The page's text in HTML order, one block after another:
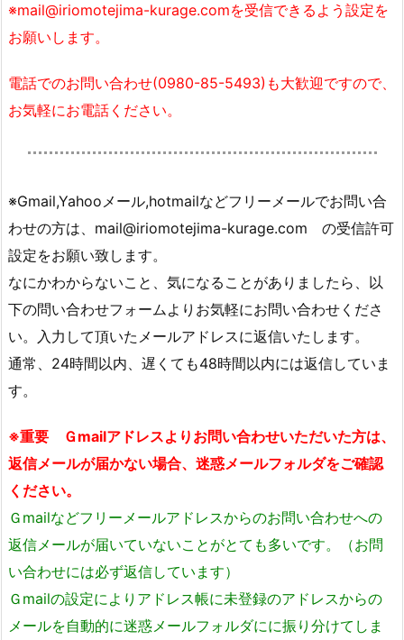
※mail@iriomotejima-kurage.comを受信できるよう設定を
お願いします。
電話でのお問い合わせ(0980-85-5493)も大歓迎ですので、
お気軽にお電話ください。
※Gmail,Yahooメール,hotmailなどフリーメールでお問い合
わせの方は、mail@iriomotejima-kurage.com の受信許可
設定をお願い致します。
なにかわからないこと、気になることがありましたら、以
下の問い合わせフォームよりお気軽にお問い合わせくださ
い。入力して頂いたメールアドレスに返信いたします。
通常、24時間以内、遅くても48時間以内には返信していま
す。
※重要 Ｇmailアドレスよりお問い合わせいただいた方は、
返信メールが届かない場合、迷惑メールフォルダをご確認
ください。
Ｇmailなどフリーメールアドレスからのお問い合わせへの
返信メールが届いていないことがとても多いです。（お問
い合わせには必ず返信しています）
Ｇmailの設定によりアドレス帳に未登録のアドレスからの
メールを自動的に迷惑メールフォルダにに振り分けてしま